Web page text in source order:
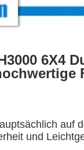
6X4
auf
und